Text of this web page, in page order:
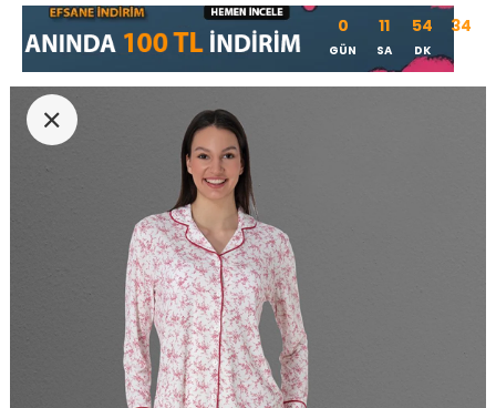
0
GÜN
11
SA
54
DK
34